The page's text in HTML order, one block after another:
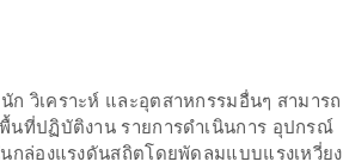
วิเคราะห์ และอุตสาหกรรมอื่นๆ สามารถ
นที่ปฏิบัติงาน รายการดำเนินการ อุปกรณ์
กล่องแรงดันสถิตโดยพัดลมแบบแรงเหวี่ยง